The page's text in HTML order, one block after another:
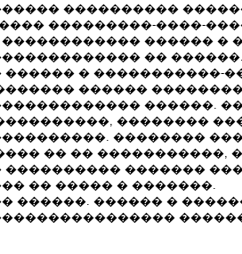
����������
���������-����-
������ �
�� ������.
������ � �����������-
������
������.
��������
��������
�� �� �����������,
���������� �������
�� ����� � �������.
������. ������ �